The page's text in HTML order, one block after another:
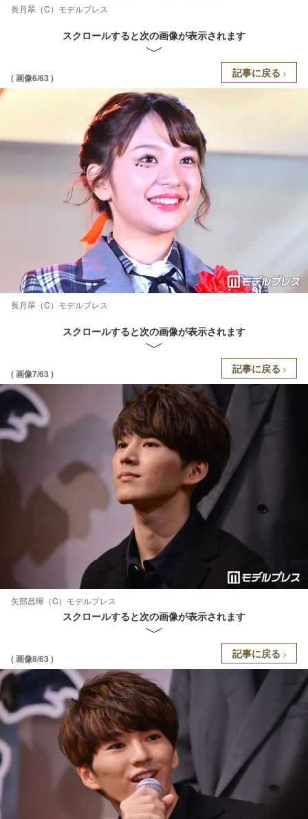
長月翠（C）モデルプレス
スクロールすると次の画像が表示されます
( 画像6/63 ) 記事に戻る
長月翠（C）モデルプレス
スクロールすると次の画像が表示されます
( 画像7/63 ) 記事に戻る
矢部昌暉（C）モデルプレス
スクロールすると次の画像が表示されます
( 画像8/63 ) 記事に戻る